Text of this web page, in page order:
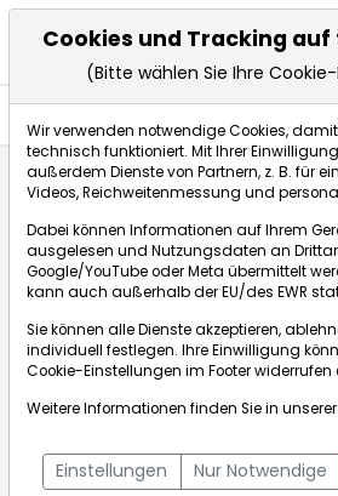
Börse:
Holdings Inc
[ISIN:
US65345M1080]
Cookies und Tracking
(Bitte wählen Sie Ihre
Wir verwenden notwendige Cookies,
technisch funktioniert. Mit Ihrer
außerdem Dienste von Partnern, z. B. für
Videos, Reichweitenmessung und
Dabei können Informationen auf Ihrem
ausgelesen und Nutzungsdaten an
Google/YouTube oder Meta übermittelt
kann auch außerhalb der EU/des EWR
Sie können alle Dienste akzeptieren,
individuell festlegen. Ihre Einwilligung
Cookie-Einstellungen im Footer
Weitere Informationen finden Sie in unserer
Einstellungen Nur Notwendige